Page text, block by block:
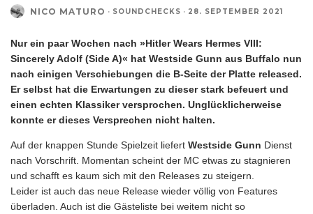
NICO MATURO · SOUNDCHECKS · 28. SEPTEMBER 2021
Nur ein paar Wochen nach »Hitler Wears Hermes VIII:
Sincerely Adolf (Side A)« hat Westside Gunn aus Buffalo nun
nach einigen Verschiebungen die B-Seite der Platte released.
Er selbst hat die Erwartungen zu dieser stark befeuert und
einen echten Klassiker versprochen. Unglücklicherweise
konnte er dieses Versprechen nicht halten.
Auf der knappen Stunde Spielzeit liefert Westside Gunn Dienst
nach Vorschrift. Momentan scheint der MC etwas zu stagnieren
und schafft es kaum sich mit den Releases zu steigern.
Leider ist auch das neue Release wieder völlig von Features
überladen. Auch ist die Gästeliste bei weitem nicht so